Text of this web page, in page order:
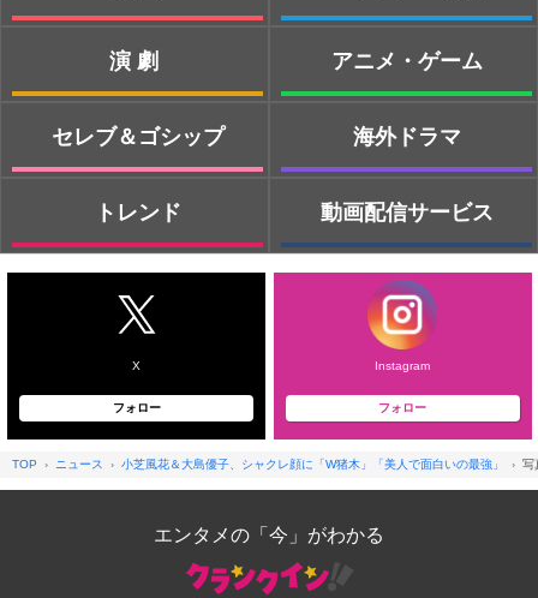
演劇
セレブ＆ゴシップ
トレンド
アニメ・ゲーム
海外ドラマ
動画配信サービス
X
フォロー
Instagram
フォロー
TOP ニュース 小芝風花＆大島優子、シャクレ顔に「W猪木」「美人で面白いの最強」 写
エンタメの「今」がわかる